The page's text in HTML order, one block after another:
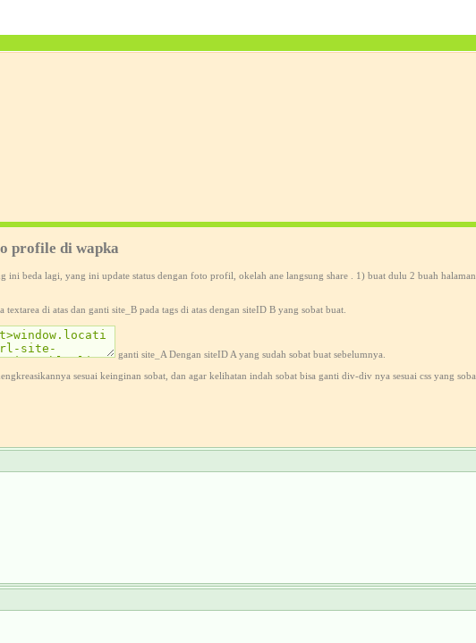
profile di wapka
ini beda lagi, yang ini update status dengan foto profil, okelah ane langsung share . 1) buat dulu 2 buah
textarea di atas dan ganti site_B pada tags di atas dengan siteID B yang sobat buat.
ganti site_A Dengan siteID A yang sudah sobat buat sebelumnya.
sesuai keinginan sobat, dan agar kelihatan indah sobat bisa ganti div-div nya sesuai css yang